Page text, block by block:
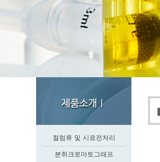
컬럼류 및 시료전처리
분취크로마토그래프